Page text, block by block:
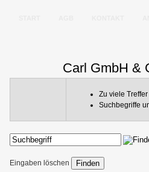
Carl GmbH &
Zu viele
Suchbegriffe
Eingaben löschen